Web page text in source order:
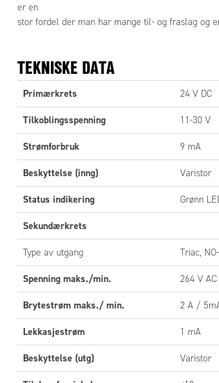
er en
stor fordel der man har mange til- og fraslag og
TEKNISKE DATA
Primærkrets 24 V DC
Tilkoblingsspenning 11-30 V
Strømforbruk 9 mA
Beskyttelse (inng) Varistor
Status indikering Grønn
Sekundærkrets
Type av utgang Triac,
Spenning maks./min. 264 V
Brytestrøm maks./ min. 2 A /
Lekkasjestrøm 1 mA
Beskyttelse (utg) Varistor